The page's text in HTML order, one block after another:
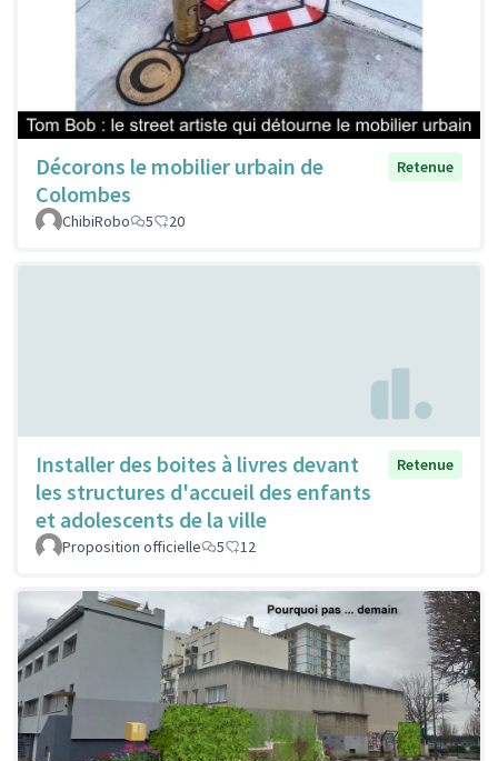
Décorons le mobilier urbain de
Colombes
Retenue
ChibiRobo 5 20
Installer des boites à livres devant
les structures d'accueil des enfants
et adolescents de la ville
Retenue
Proposition officielle 5 12